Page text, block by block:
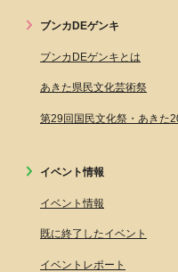
ブンカDEゲンキ
ブンカDEゲンキとは
あきた県民文化芸術祭
第29回国民文化祭・あきた
イベント情報
イベント情報
既に終了したイベント
イベントレポート